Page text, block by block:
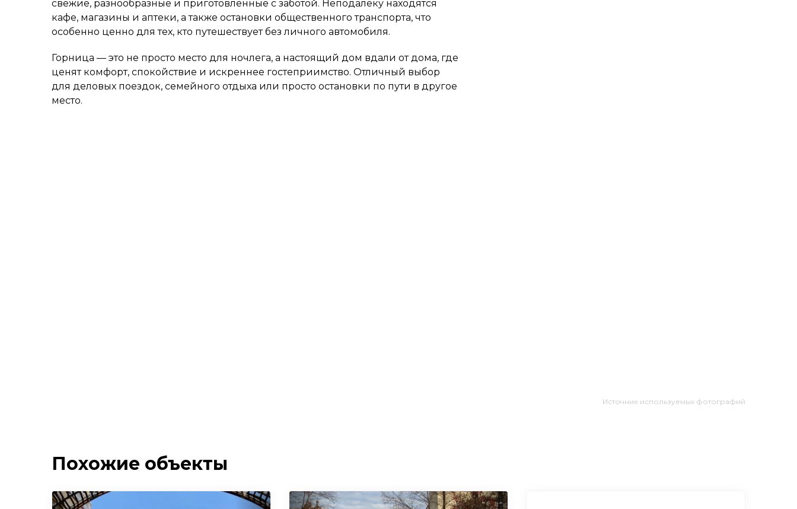
свежие, разнообразные и приготовленные с заботой. Неподалёку находятся
кафе, магазины и аптеки, а также остановки общественного транспорта, что
особенно ценно для тех, кто путешествует без личного автомобиля.
Горница — это не просто место для ночлега, а настоящий дом вдали от дома, где
ценят комфорт, спокойствие и искреннее гостеприимство. Отличный выбор
для деловых поездок, семейного отдыха или просто остановки по пути в другое
место.
Источник используемых фотографий
Похожие объекты